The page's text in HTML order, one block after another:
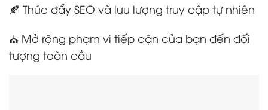
🍂 Thúc đẩy SEO và lưu lượng truy cập tự nhiên
⛪ Mở rộng phạm vi tiếp cận của bạn đến đối
tượng toàn cầu